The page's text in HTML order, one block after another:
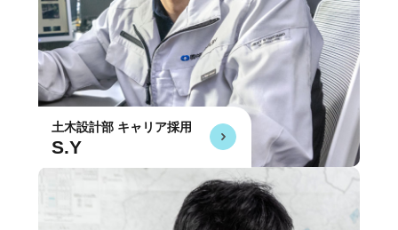
土木設計部 キャリア採用
S.Y